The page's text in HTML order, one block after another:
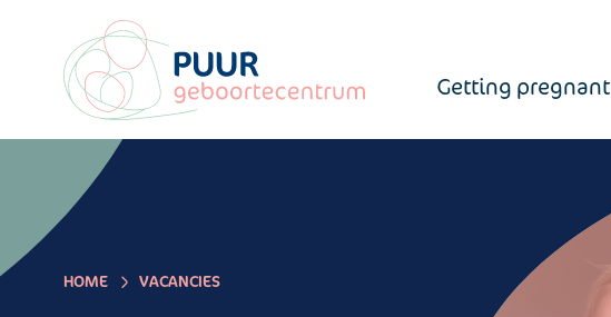
Getting pregnant
HOME VACANCIES